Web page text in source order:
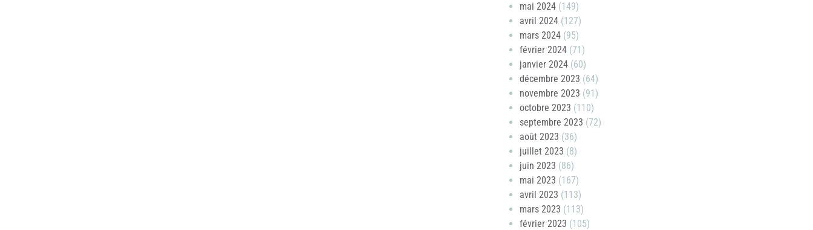
mai 2024(149)
avril 2024(127)
mars 2024(95)
février 2024(71)
janvier 2024(60)
décembre 2023 (64)
novembre 2023 (91)
octobre 2023 (110)
septembre 2023 (72)
août 2023 (36)
juillet 2023 (8)
juin 2023 (86)
mai 2023 (167)
avril 2023 (113)
mars 2023 (113)
février 2023 (105)